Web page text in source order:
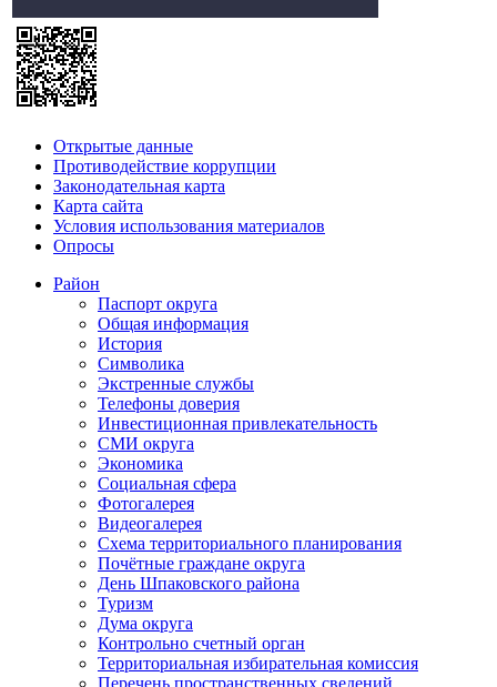
Открытые данные
Противодействие коррупции
Законодательная карта
Карта сайта
Условия использования материалов
Опросы
Район
Паспорт округа
Общая информация
История
Символика
Экстренные службы
Телефоны доверия
Инвестиционная привлекательность
СМИ округа
Экономика
Социальная сфера
Фотогалерея
Видеогалерея
Схема территориального планирования
Почётные граждане округа
День Шпаковского района
Туризм
Дума округа
Контрольно счетный орган
Территориальная избирательная комиссия
Перечень пространственных сведений